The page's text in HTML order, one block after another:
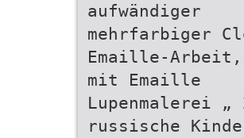
aufwändiger
mehrfarbiger
Emaille-Arbeit,
mit Emaille
Lupenmalerei „
russische